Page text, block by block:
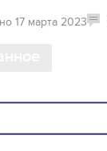
17 марта 2023